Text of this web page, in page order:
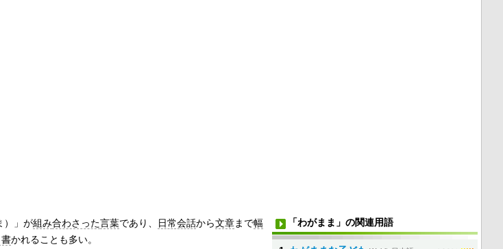
）」が組み合わさった言葉であり、 日常会話から文章まで幅
書かれることも多い。
「わがまま」の関連用語